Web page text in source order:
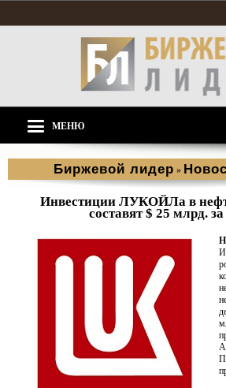
МЕНЮ
Биржевой лидер »
Инвестиции ЛУКОЙЛа в
составят $ 25 млрд.